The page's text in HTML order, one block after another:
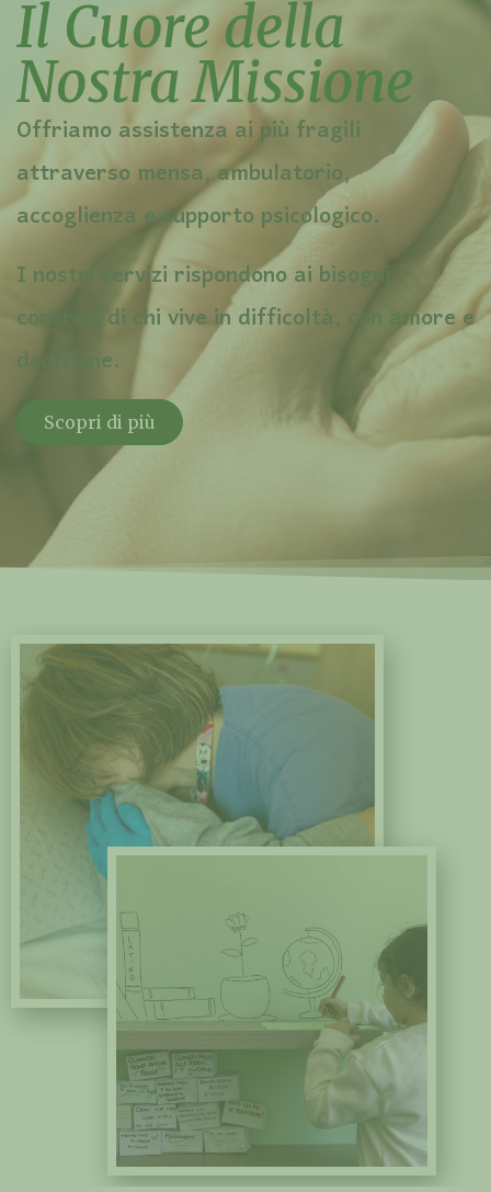
Il Cuore della
Nostra Missione
Offriamo assistenza ai più fragili
attraverso mensa, ambulatorio,
accoglienza e supporto psicologico.
I nostri servizi rispondono ai bisogni
concreti di chi vive in difficoltà, con amore e
dedizione.
Scopri di più